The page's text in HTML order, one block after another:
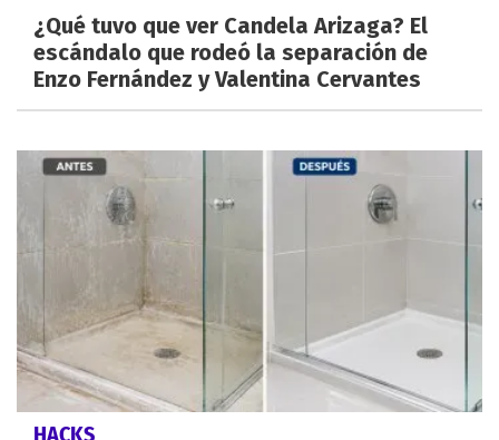
¿Qué tuvo que ver Candela Arizaga? El
escándalo que rodeó la separación de
Enzo Fernández y Valentina Cervantes
HACKS